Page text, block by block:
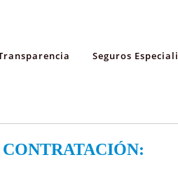
Seguros